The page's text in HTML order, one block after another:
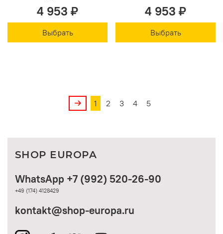
4 953 ₽
Выбрать
4 953 ₽
Выбрать
1 2 3 4 5
WhatsApp +7 (992) 520-26-90
+49 (174) 4128429
kontakt@shop-europa.ru
SHOP EUROPA